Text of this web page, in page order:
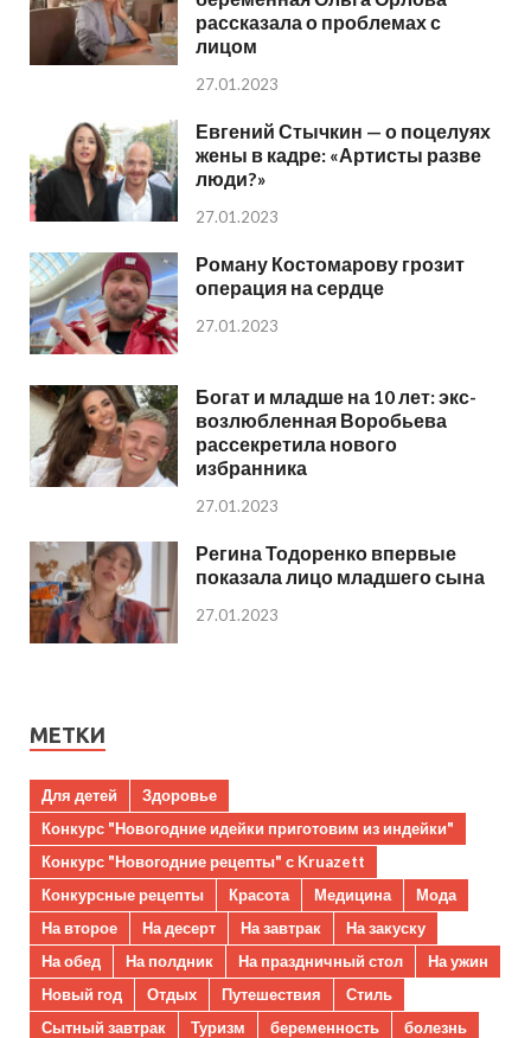
рассказала о проблемах с
лицом
27.01.2023
Евгений Стычкин — о поцелуях
жены в кадре: «Артисты разве
люди?»
27.01.2023
Роману Костомарову грозит
операция на сердце
27.01.2023
Богат и младше на 10 лет: экс-
возлюбленная Воробьева
рассекретила нового
избранника
27.01.2023
Регина Тодоренко впервые
показала лицо младшего сына
27.01.2023
МЕТКИ
Для детей
Здоровье
Конкурс "Новогодние идейки приготовим из индейки"
Конкурс "Новогодние рецепты" с Kruazett
Конкурсные рецепты
Красота Медицина
Мода
На второе
На десерт На завтрак
На закуску
На обед
На полдник На праздничный стол
На ужин
Новый год
Отдых Путешествия
Стиль
Сытный завтрак
Туризм беременность
болезнь